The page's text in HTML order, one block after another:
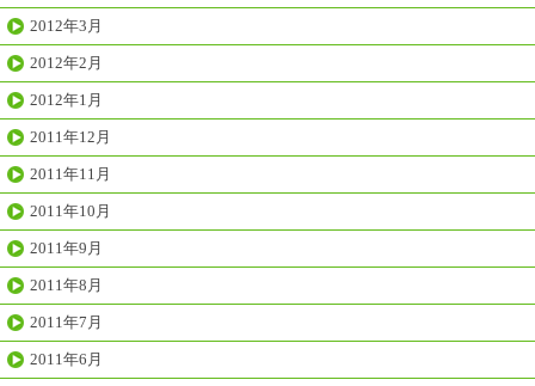
2012年3月
2012年2月
2012年1月
2011年12月
2011年11月
2011年10月
2011年9月
2011年8月
2011年7月
2011年6月